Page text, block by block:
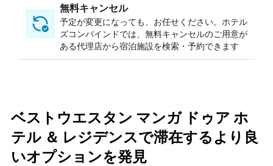
無料キャンセル
予定が変更になっても、お任せください。ホテル
ズコンバインドでは、無料キャンセルのご用意が
ある代理店から宿泊施設を検索・予約できます
ベストウエスタン マンガ ドゥア ホ
テル ＆ レジデンスで滞在するより良
いオプションを発見